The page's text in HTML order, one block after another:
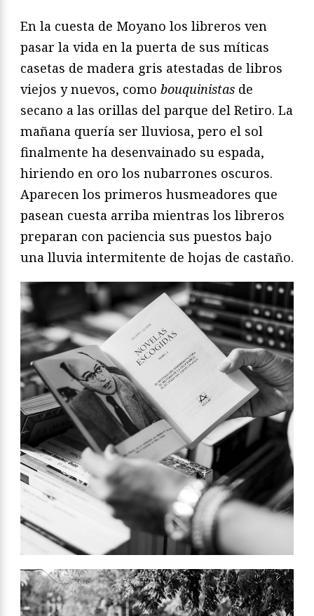
En la cuesta de Moyano los libreros ven
pasar la vida en la puerta de sus míticas
casetas de madera gris atestadas de libros
viejos y nuevos, como bouquinistas de
secano a las orillas del parque del Retiro. La
mañana quería ser lluviosa, pero el sol
finalmente ha desenvainado su espada,
hiriendo en oro los nubarrones oscuros.
Aparecen los primeros husmeadores que
pasean cuesta arriba mientras los libreros
preparan con paciencia sus puestos bajo
una lluvia intermitente de hojas de castaño.